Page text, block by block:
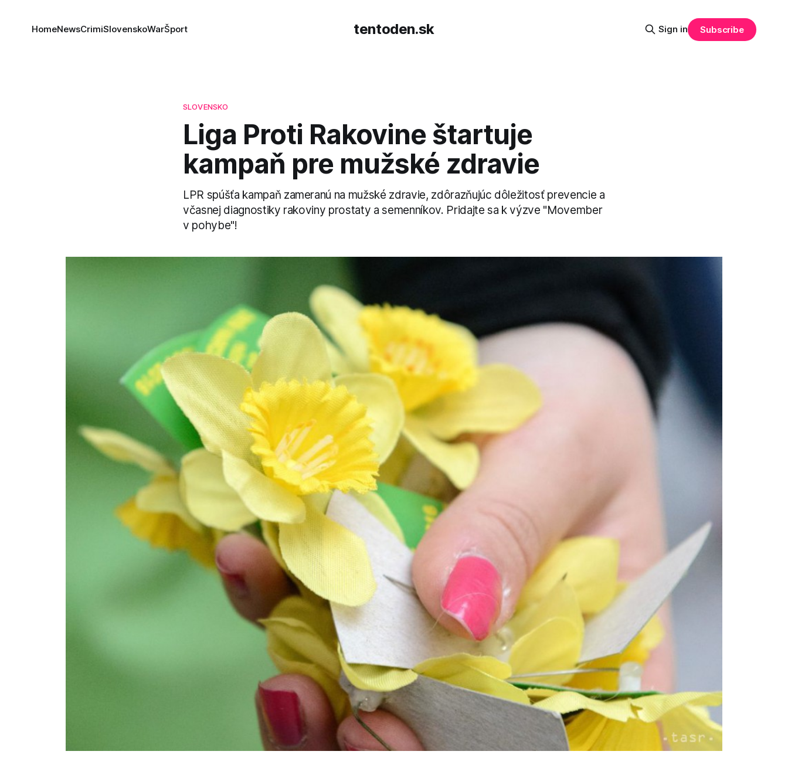
tentoden.sk
HomeNewsCrimiSlovenskoWarŠport Sign in Subscribe
SLOVENSKO
Liga Proti Rakovine štartuje
kampaň pre mužské zdravie
LPR spúšťa kampaň zameranú na mužské zdravie, zdôrazňujúc dôležitosť prevencie a
včasnej diagnostiky rakoviny prostaty a semenníkov. Pridajte sa k výzve "Movember
v pohybe"!